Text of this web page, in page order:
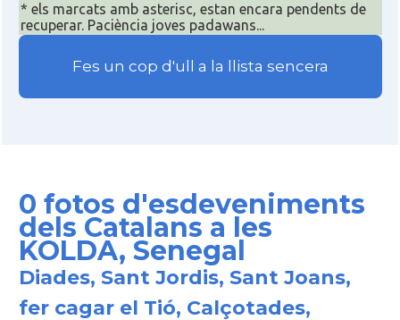
* els marcats amb asterisc, estan encara pendents de
recuperar. Paciència joves padawans...
Fes un cop d'ull a la llista sencera
0 fotos d'esdeveniments
dels Catalans a les
KOLDA, Senegal
Diades, Sant Jordis, Sant Joans,
fer cagar el Tió, Calçotades,